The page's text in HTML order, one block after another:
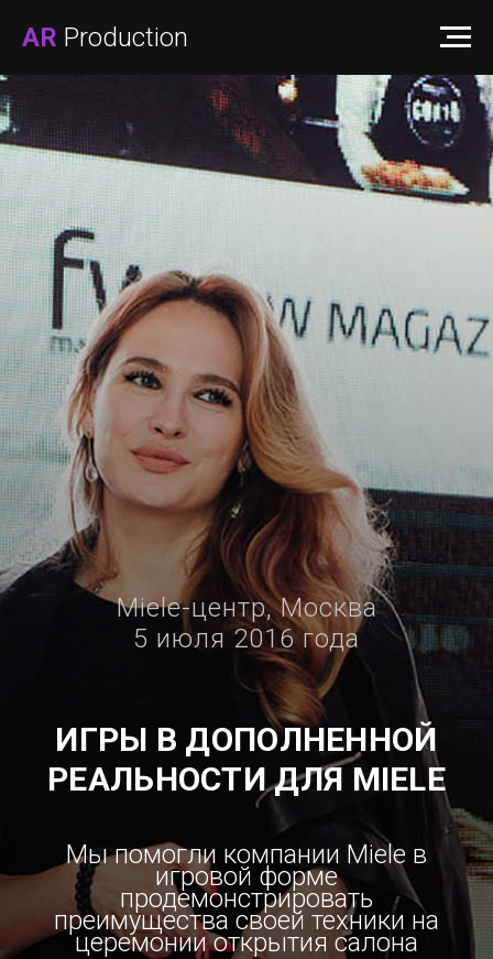
AR Production
Miele-центр, Москва
5 июля 2016 года
ИГРЫ В ДОПОЛНЕННОЙ
РЕАЛЬНОСТИ ДЛЯ MIELE
Мы помогли компании Miele в
игровой форме
продемонстрировать
преимущества своей техники на
церемонии открытия салона